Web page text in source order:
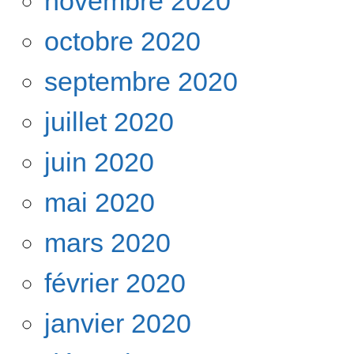
octobre 2020
septembre 2020
juillet 2020
juin 2020
mai 2020
mars 2020
février 2020
janvier 2020